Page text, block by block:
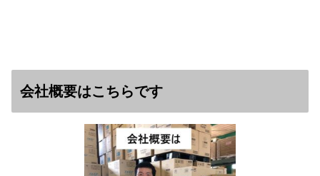
会社概要はこちらです